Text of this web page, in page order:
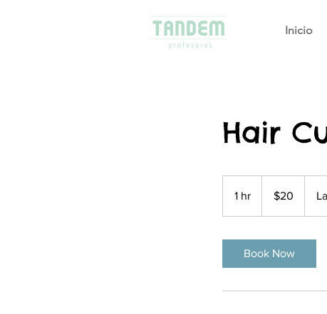
Inicio
Hair
1 hr
chilenos
$20
Book Now